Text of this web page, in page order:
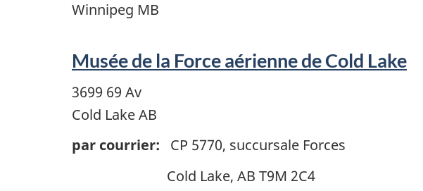
Winnipeg MB
Musée de la Force aérienne de Cold Lake
3699 69 Av
Cold Lake AB
par courrier: CP 5770, succursale Forces
Cold Lake, AB T9M 2C4